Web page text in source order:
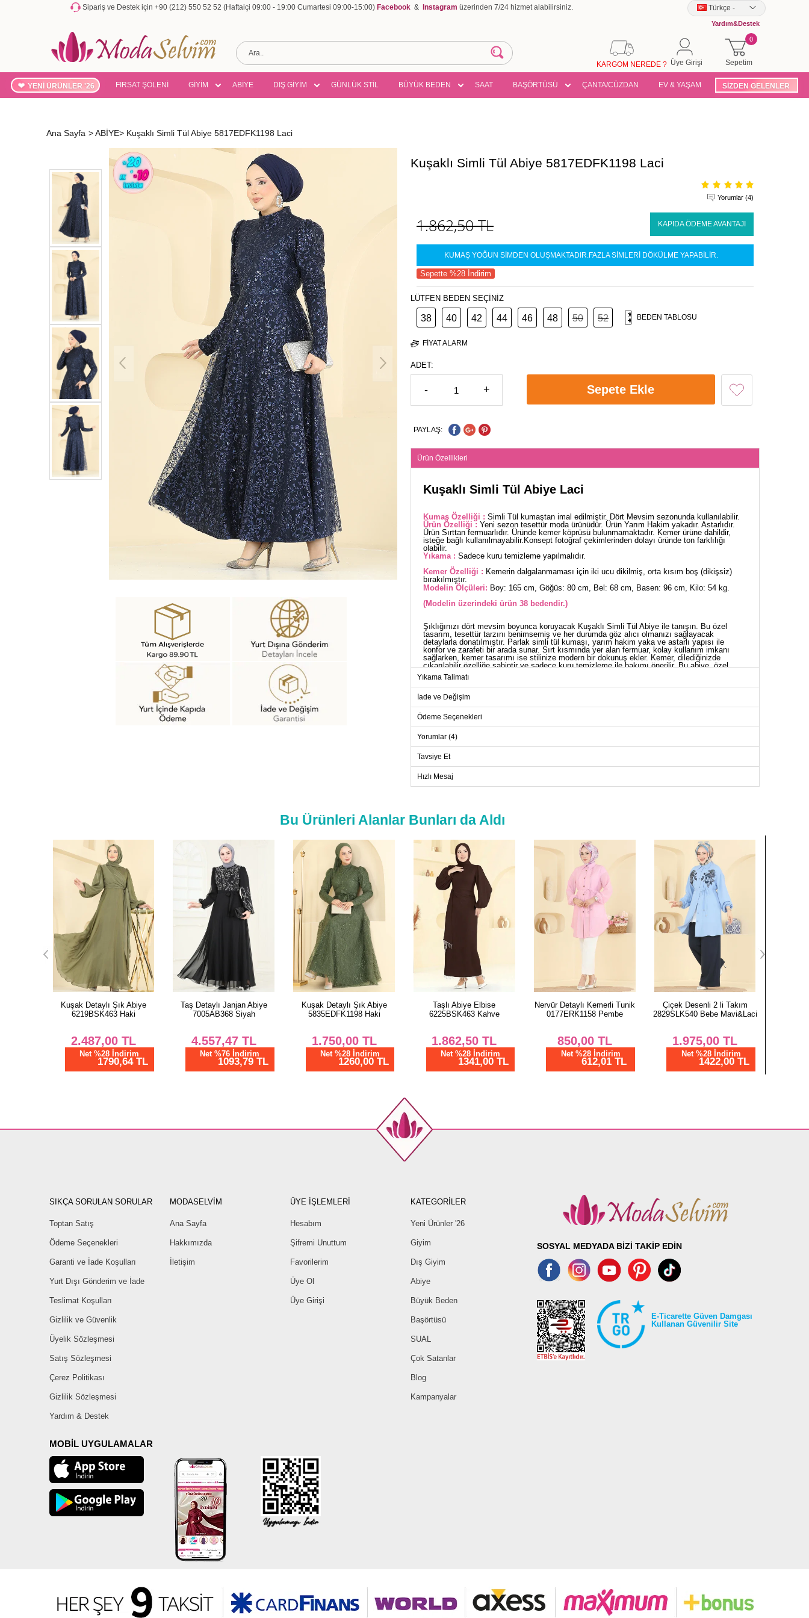
Sipariş ve Destek için +90 (212) 550 52 52 (Haftaiçi 09:00 - 19:00 Cumartesi 09:00-15:00) Facebook & Instagram üzerinden 7/24 hizmet alabilirsiniz. Türkçe -
Yardım&Destek
Sepetim
0
Üye Girişi
KARGOM NEREDE ?
YENİ ÜRÜNLER '26 FIRSAT ŞÖLENİ GİYİM ABİYE DIŞ GİYİM GÜNLÜK STİL BÜYÜK BEDEN SAAT BAŞÖRTÜSÜ ÇANTA/CÜZDAN EV & YAŞAM SİZDEN GELENLER
Ana Sayfa >ABİYE> Kuşaklı Simli Tül Abiye 5817EDFK1198 Laci
Kuşaklı Simli Tül Abiye 5817EDFK1198 Laci
Yorumlar (4)
1.862,50TL KAPIDA ÖDEME AVANTAJI
KUMAŞ YOĞUN SİMDEN OLUŞMAKTADIR.FAZLA SİMLERİ DÖKÜLME YAPABİLİR.
Sepette %28 İndirim
LÜTFEN BEDEN SEÇİNİZ
38 40 42 44 46 48 50 52 BEDEN TABLOSU
FIYAT ALARM
ADET:
- + Sepete Ekle
PAYLAŞ:
Ürün Özellikleri
Kuşaklı Simli Tül Abiye Laci
Kumaş Özelliği : Simli Tül kumaştan imal edilmiştir. Dört Mevsim sezonunda kullanılabilir.
Ürün Özelliği : Yeni sezon tesettür moda ürünüdür. Ürün Yarım Hakim yakadır. Astarlıdır.
Ürün Sırttan fermuarlıdır. Üründe kemer köprüsü bulunmamaktadır. Kemer ürüne dahildir,
isteğe bağlı kullanılmayabilir.Konsept fotoğraf çekimlerinden dolayı üründe ton farklılığı
olabilir.
Yıkama : Sadece kuru temizleme yapılmalıdır.
Kemer Özelliği : Kemerin dalgalanmaması için iki ucu dikilmiş, orta kısım boş (dikişsiz)
bırakılmıştır.
Modelin Ölçüleri: Boy: 165 cm, Göğüs: 80 cm, Bel: 68 cm, Basen: 96 cm, Kilo: 54 kg.
(Modelin üzerindeki ürün 38 bedendir.)
Şıklığınızı dört mevsim boyunca koruyacak Kuşaklı Simli Tül Abiye ile tanışın. Bu özel
tasarım, tesettür tarzını benimsemiş ve her durumda göz alıcı olmanızı sağlayacak
detaylarla donatılmıştır. Parlak simli tül kumaşı, yarım hakim yaka ve astarlı yapısı ile
konfor ve zarafeti bir arada sunar. Sırt kısmında yer alan fermuar, kolay kullanım imkanı
sağlarken, kemer tasarımı ise stilinize modern bir dokunuş ekler. Kemer, dilediğinizde
çıkarılabilir özelliğe sahiptir ve sadece kuru temizleme ile bakımı önerilir. Bu abiye, özel
günlerde ve davetlerde iddialı bir görünüm sunar.
ABİYE BEDEN ÖLÇÜLERİ (CM)
Beden
Göğüs Bel
Boy
38
44
102 84
136
Yıkama Talimatı
İade ve Değişim
Ödeme Seçenekleri
Yorumlar (4)
Tavsiye Et
Hızlı Mesaj
Bu Ürünleri Alanlar Bunları da Aldı
Taş Detaylı Janjan Abiye
7005AB368 Siyah
4.557,47TL
Net %76 İndirim
1093,79 TL
Kuşak Detaylı Şık Abiye
5835EDFK1198 Haki
1.750,00TL
Net %28 İndirim
1260,00 TL
Taşlı Abiye Elbise
6225BSK463 Kahve
1.862,50TL
Net %28 İndirim
1341,00 TL
Nervür Detaylı Kemerli Tunik
0177ERK1158 Pembe
850,00TL
Net %28 İndirim
612,01 TL
Çiçek Desenli 2 li Takım
2829SLK540 Bebe Mavi&Laci
1.975,00TL
Net %28 İndirim
1422,00 TL
Boncuk İşleme Detaylı Tunik
2926SLK540 Bebe Mavisi
1.131,25 TL
Net %28 İndirim
814,50 TL
SIKÇA SORULAN SORULAR
Toptan Satış
Ödeme Seçenekleri
Garanti ve İade Koşulları
Yurt Dışı Gönderim ve İade
Teslimat Koşulları
Gizlilik ve Güvenlik
Üyelik Sözleşmesi
Satış Sözleşmesi
Çerez Politikası
Gizlilik Sözleşmesi
Yardım & Destek
MODASELVİM
Ana Sayfa
Hakkımızda
İletişim
ÜYE İŞLEMLERİ
Hesabım
Şifremi Unuttum
Favorilerim
Üye Ol
Üye Girişi
KATEGORİLER
Yeni Ürünler '26
Giyim
Dış Giyim
Abiye
Büyük Beden
Başörtüsü
SUAL
Çok Satanlar
Blog
Kampanyalar
MOBİL UYGULAMALAR
SOSYAL MEDYADA BİZİ TAKİP EDİN
E-Ticarette Güven Damgası
Kullanan Güvenilir Site